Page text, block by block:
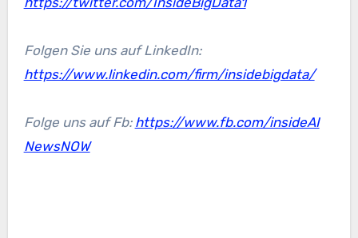
Folgen Sie uns auf LinkedIn:
https://www.linkedin.com/firm/insidebigdata/
Folge uns auf Fb: https://www.fb.com/insideAI
NewsNOW